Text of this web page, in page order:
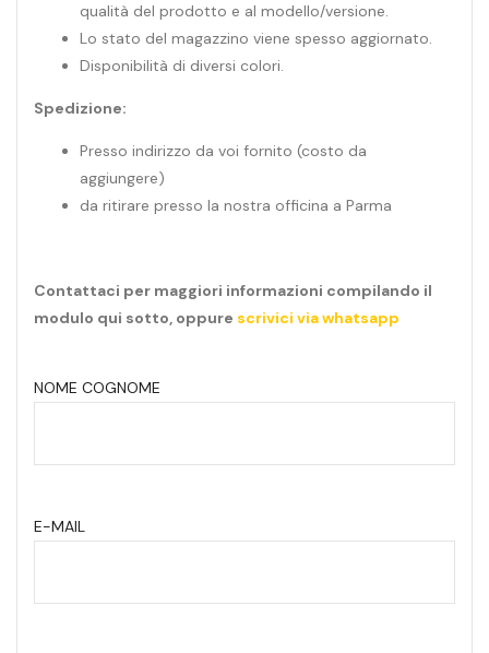
qualità del prodotto e al modello/versione.
Lo stato del magazzino viene spesso aggiornato.
Disponibilità di diversi colori.
Spedizione:
Presso indirizzo da voi fornito (costo da
aggiungere)
da ritirare presso la nostra officina a Parma
Contattaci per maggiori informazioni compilando il
modulo qui sotto, oppure scrivici via whatsapp
NOME COGNOME
E-MAIL